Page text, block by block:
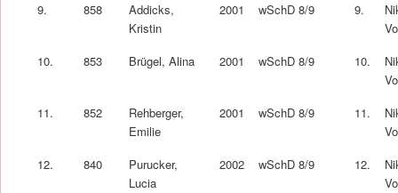
9.
858
Addicks,
Kristin
2001 wSchD 8/9 9.
10.
853 Brügel, Alina 2001 wSchD 8/9 10.
11.
852
Rehberger,
Emilie
2001 wSchD 8/9 11.
12.
840
Purucker,
Lucia
2002 wSchD 8/9 12.